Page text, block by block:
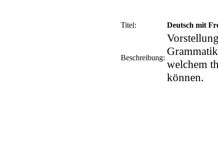
Titel: Deutsch mit
Beschreibung:
welchem
können.